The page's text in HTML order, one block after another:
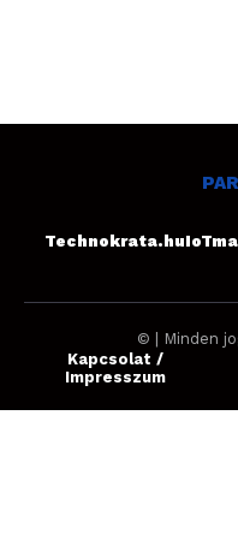
Technokrata.hu
© | Minden
Kapcsolat /
Impresszum